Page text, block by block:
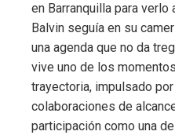
en Barranquilla para verlo
Balvin seguía en su
una agenda que no da
vive uno de los
trayectoria, impulsado
colaboraciones de
participación como una